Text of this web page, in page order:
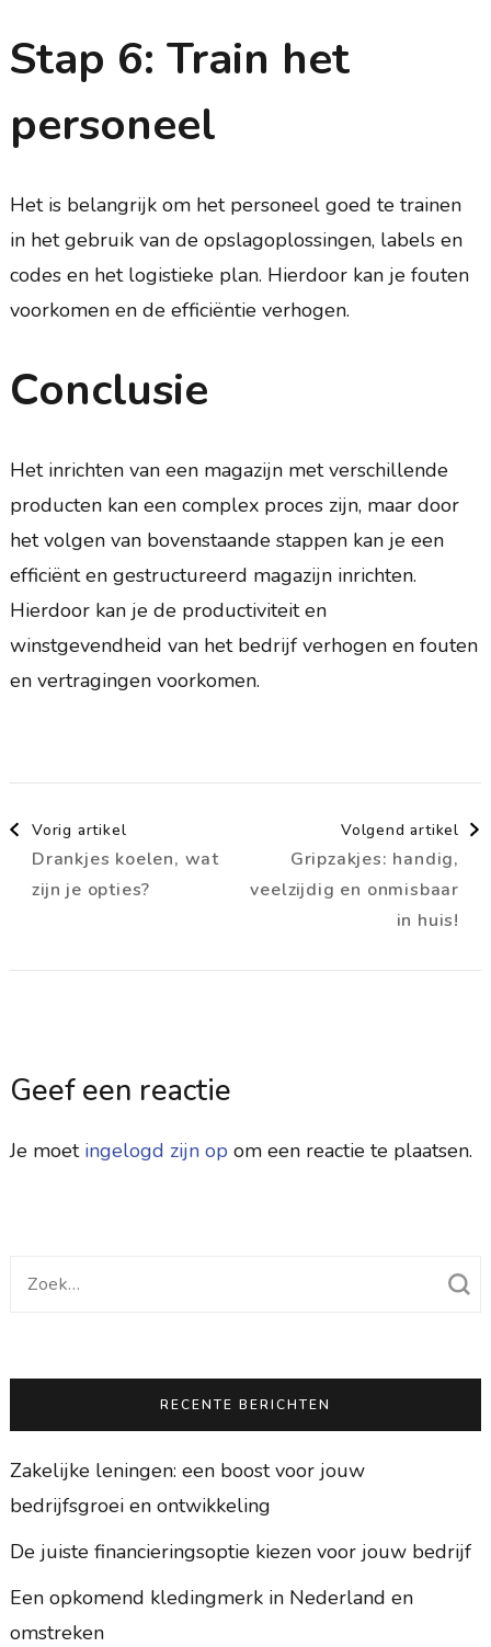
Stap 6: Train het
personeel
Het is belangrijk om het personeel goed te trainen
in het gebruik van de opslagoplossingen, labels en
codes en het logistieke plan. Hierdoor kan je fouten
voorkomen en de efficiëntie verhogen.
Conclusie
Het inrichten van een magazijn met verschillende
producten kan een complex proces zijn, maar door
het volgen van bovenstaande stappen kan je een
efficiënt en gestructureerd magazijn inrichten.
Hierdoor kan je de productiviteit en
winstgevendheid van het bedrijf verhogen en fouten
en vertragingen voorkomen.
Berichtnavigatie
Vorig artikel
Drankjes koelen, wat
zijn je opties?
Volgend artikel
Gripzakjes: handig,
veelzijdig en onmisbaar
in huis!
Geef een reactie
Je moet ingelogd zijn op om een reactie te plaatsen.
Zoek
RECENTE BERICHTEN
Zakelijke leningen: een boost voor jouw
bedrijfsgroei en ontwikkeling
De juiste financieringsoptie kiezen voor jouw bedrijf
Een opkomend kledingmerk in Nederland en
omstreken